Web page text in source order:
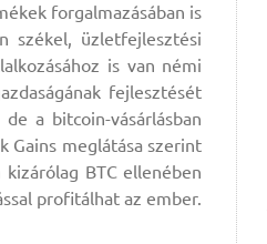
forgalmazásában is
székel, üzletfejlesztési
is van némi
fejlesztését
a bitcoin-vásárlásban
Gains meglátása szerint
BTC ellenében
profitálhat az ember.